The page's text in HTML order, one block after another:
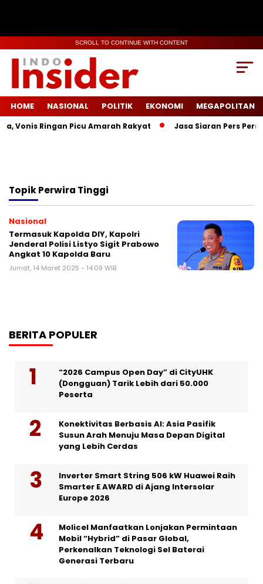
SCROLL TO CONTINUE WITH CONTENT
HOME NASIONAL POLITIK EKONOMI MEGAPOLITAN
Vonis Ringan Picu Amarah Rakyat Jasa Siaran Pers
TopikPerwira Tinggi
Nasional
Termasuk Kapolda DIY, Kapolri
Jenderal Polisi Listyo Sigit Prabowo
Angkat 10 Kapolda Baru
Jumat, 14 Maret 2025 - 14:09 WIB
BERITA POPULER
“2026 Campus Open Day” di CityUHK
(Dongguan) Tarik Lebih dari 50.000
Peserta
Konektivitas Berbasis AI: Asia Pasifik
Susun Arah Menuju Masa Depan Digital
yang Lebih Cerdas
Inverter Smart String 506 kW Huawei Raih
Smarter E AWARD di Ajang Intersolar
Europe 2026
Molicel Manfaatkan Lonjakan Permintaan
Mobil “Hybrid” di Pasar Global,
Perkenalkan Teknologi Sel Baterai
Generasi Terbaru